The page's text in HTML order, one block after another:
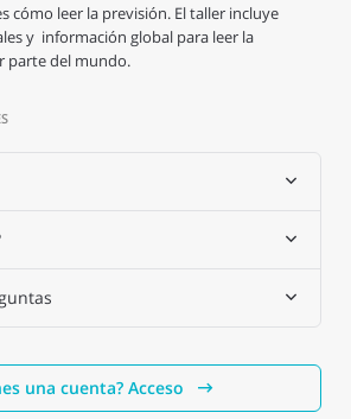
cómo leer la previsión. El taller incluye
y información global para leer la
parte del mundo.
una cuenta? Acceso 